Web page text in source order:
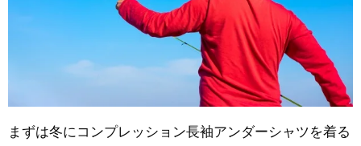
まずは冬にコンプレッション長袖アンダーシャツを着る